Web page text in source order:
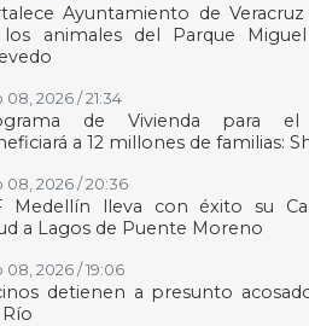
Ayuntamiento de
animales del Parque
08, 2026 / 21:34
de Vivienda para el
a 12 millones de familias:
08, 2026 / 20:36
Medellín lleva con éxito su
a Lagos de Puente Moreno
08, 2026 / 19:06
detienen a presunto